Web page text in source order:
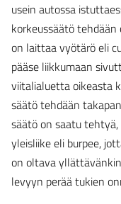
usein autossa
korkeussäätö tehdään
on laittaa vyötärö eli
pääse liikkumaan
viitalialuetta oikeasta
säätö tehdään
säätö on saatu
yleisliike eli burpee,
on oltava
levyyn perää tukien